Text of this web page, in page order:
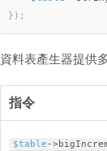
} ) ;
資料表產生器提供
指令
$table ->